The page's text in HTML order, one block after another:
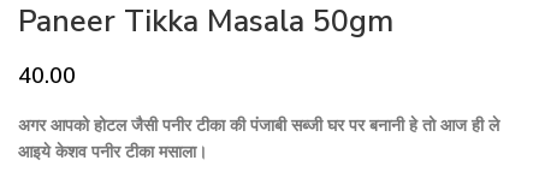
Paneer Tikka Masala 50gm
40.00
अगर आपको होटल जैसी पनीर टीका की पंजाबी सब्जी घर पर बनानी हे तो आज ही ले
आइये केशव पनीर टीका मसाला।